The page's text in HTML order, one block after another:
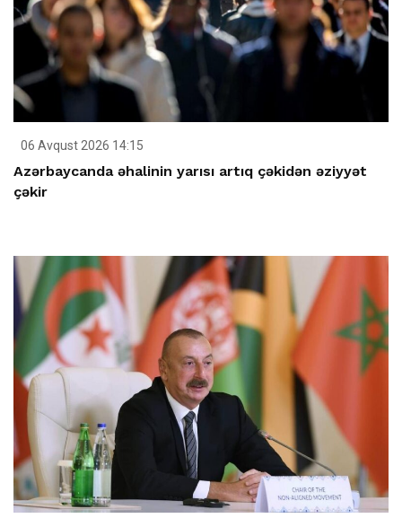
06 Avqust 2026 14:15
Azərbaycanda əhalinin yarısı artıq çəkidən əziyyət
çəkir